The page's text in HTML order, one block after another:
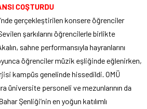
COŞTURDU
gerçekleştirilen konsere öğrenciler
şarkılarını öğrencilerle birlikte
sahne performansıyla hayranlarını
öğrenciler müzik eşliğinde eğlenirken,
kampüs genelinde hissedildi. OMÜ
üniversite personeli ve mezunlarının da
Şenliği’nin en yoğun katılımlı